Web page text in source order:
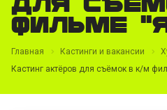
фильме
Главная Кастинги и вакансии
Кастинг актёров для съёмок в к/м